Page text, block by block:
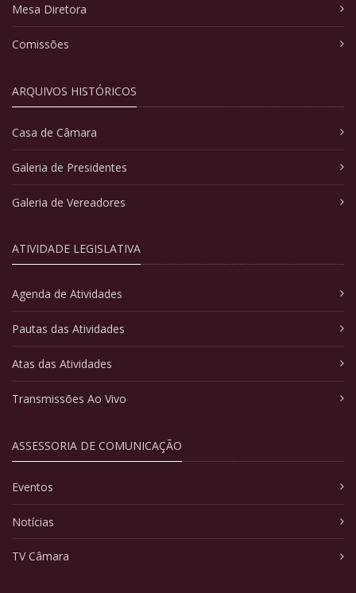
Mesa Diretora
Comissões
ARQUIVOS HISTÓRICOS
Casa de Câmara
Galeria de Presidentes
Galeria de Vereadores
ATIVIDADE LEGISLATIVA
Agenda de Atividades
Pautas das Atividades
Atas das Atividades
Transmissões Ao Vivo
ASSESSORIA DE COMUNICAÇÃO
Eventos
Notícias
TV Câmara